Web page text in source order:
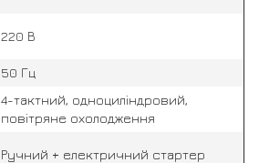
220 В
50 Гц
4-тактний, одноциліндровий,
повітряне охолодження
Ручний + електричний стартер